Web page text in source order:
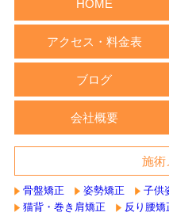
HOME
アクセス・料金表
ブログ
会社概要
施術
骨盤矯正 姿勢矯正 子供
猫背・巻き肩矯正
反り腰矯